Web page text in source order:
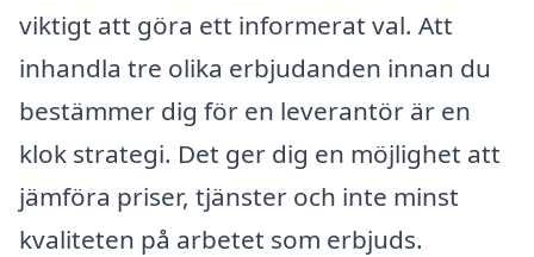
viktigt att göra ett informerat val. Att
inhandla tre olika erbjudanden innan du
bestämmer dig för en leverantör är en
klok strategi. Det ger dig en möjlighet att
jämföra priser, tjänster och inte minst
kvaliteten på arbetet som erbjuds.